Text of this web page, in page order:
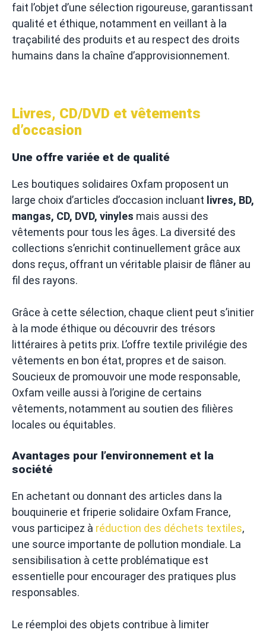
fait l’objet d’une sélection rigoureuse, garantissant
qualité et éthique, notamment en veillant à la
traçabilité des produits et au respect des droits
humains dans la chaîne d’approvisionnement.
Livres, CD/DVD et vêtements
d’occasion
Une offre variée et de qualité
Les boutiques solidaires Oxfam proposent un
large choix d’articles d’occasion incluant livres, BD,
mangas, CD, DVD, vinyles mais aussi des
vêtements pour tous les âges. La diversité des
collections s’enrichit continuellement grâce aux
dons reçus, offrant un véritable plaisir de flâner au
fil des rayons.
Grâce à cette sélection, chaque client peut s’initier
à la mode éthique ou découvrir des trésors
littéraires à petits prix. L’offre textile privilégie des
vêtements en bon état, propres et de saison.
Soucieux de promouvoir une mode responsable,
Oxfam veille aussi à l’origine de certains
vêtements, notamment au soutien des filières
locales ou équitables.
Avantages pour l’environnement et la
société
En achetant ou donnant des articles dans la
bouquinerie et friperie solidaire Oxfam France,
vous participez à réduction des déchets textiles,
une source importante de pollution mondiale. La
sensibilisation à cette problématique est
essentielle pour encourager des pratiques plus
responsables.
Le réemploi des objets contribue à limiter